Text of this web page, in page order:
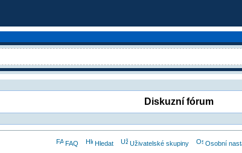
Diskuzní fórum
FAQ Hledat Uživatelské skupiny Osobní